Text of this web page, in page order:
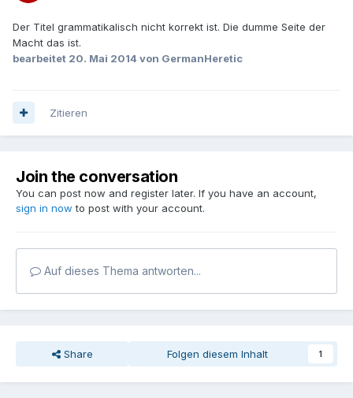
Der Titel grammatikalisch nicht korrekt ist. Die dumme Seite der
Macht das ist.
bearbeitet 20. Mai 2014 von GermanHeretic
Zitieren
Join the conversation
You can post now and register later. If you have an account,
sign in now to post with your account.
Auf dieses Thema antworten...
Share Folgen diesem Inhalt 1